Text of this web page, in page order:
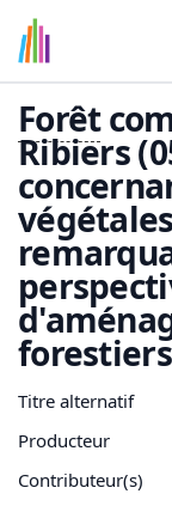
Forêt
Ribiers
forestiers
Titre alternatif
Producteur
Contributeur(s)